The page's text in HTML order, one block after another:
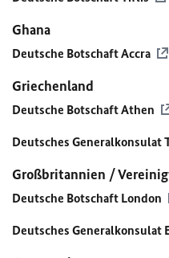
Ghana
Deutsche Botschaft Accra
Griechenland
Deutsche Botschaft Athen
Deutsches Generalkonsulat
Großbritannien /
Deutsche Botschaft London
Deutsches Generalkonsulat